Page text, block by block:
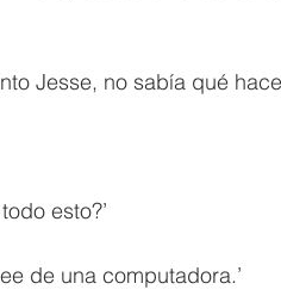
Jesse, no sabía qué
esto?’
de una computadora.’